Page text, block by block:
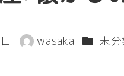
著
wasaka カテゴ
未